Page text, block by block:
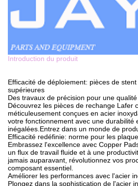
Introduction du produit
Efficacité de déploiement: pièces de
supérieures
Des travaux de précision pour une
Découvrez les pièces de rechange Lafer
méticuleusement conçues en acier
votre fonctionnement avec une durabilité
inégalées.Entrez dans un monde de
Efficacité redéfinie: norme pour les
Embrassez l'excellence avec Copper
un flux de travail fluide et à une
jamais auparavant, révolutionnez vos
composant essentiel.
Améliorer les performances avec l'acier
Plongez dans la sophistication de l'acier